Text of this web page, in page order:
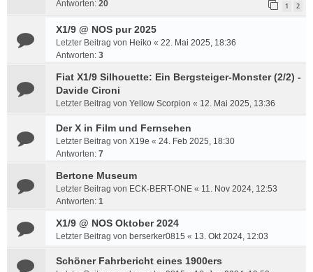
Antworten: 20 1 2
X1/9 @ NOS pur 2025
Letzter Beitrag von Heiko « 22. Mai 2025, 18:36
Antworten: 3
Fiat X1/9 Silhouette: Ein Bergsteiger-Monster (2/2) -
Davide Cironi
Letzter Beitrag von Yellow Scorpion « 12. Mai 2025, 13:36
Der X in Film und Fernsehen
Letzter Beitrag von X19e « 24. Feb 2025, 18:30
Antworten: 7
Bertone Museum
Letzter Beitrag von ECK-BERT-ONE « 11. Nov 2024, 12:53
Antworten: 1
X1/9 @ NOS Oktober 2024
Letzter Beitrag von berserker0815 « 13. Okt 2024, 12:03
Schöner Fahrbericht eines 1900ers